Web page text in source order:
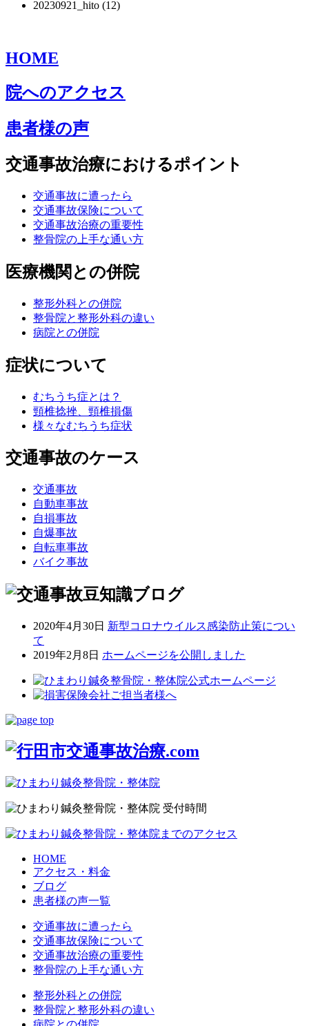
20230921_hito (12)
HOME
院へのアクセス
患者様の声
交通事故治療におけるポイント
交通事故に遭ったら
交通事故保険について
交通事故治療の重要性
整骨院の上手な通い方
医療機関との併院
整形外科との併院
整骨院と整形外科の違い
病院との併院
症状について
むちうち症とは？
頸椎捻挫、頸椎損傷
様々なむちうち症状
交通事故のケース
交通事故
自動車事故
自損事故
自爆事故
自転車事故
バイク事故
2020年4月30日 新型コロナウイルス感染防止策につい
て
2019年2月8日 ホームページを公開しました
HOME
アクセス・料金
ブログ
患者様の声一覧
交通事故に遭ったら
交通事故保険について
交通事故治療の重要性
整骨院の上手な通い方
整形外科との併院
整骨院と整形外科の違い